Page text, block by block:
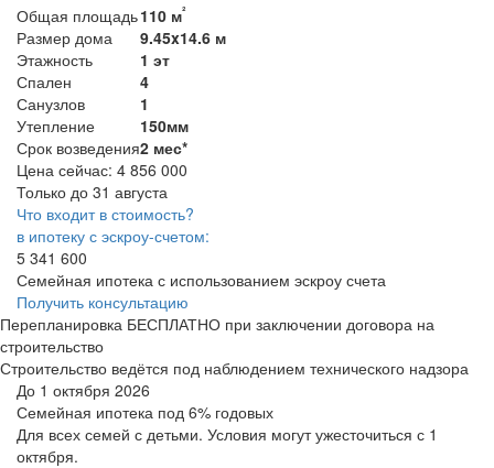
Общая площадь110 м²
Размер дома
9.45x14.6 м
Этажность
1 эт
Спален
4
Санузлов
1
Утепление
150мм
Срок возведения2 мес*
Цена сейчас: 4 856 000
Только до 31 августа
Что входит в стоимость?
в ипотеку с эскроу-счетом:
5 341 600
Семейная ипотека с использованием эскроу счета
Получить консультацию
Перепланировка БЕСПЛАТНО при заключении договора на
строительство
Строительство ведётся под наблюдением технического надзора
До 1 октября 2026
Семейная ипотека под 6% годовых
Для всех семей с детьми. Условия могут ужесточиться с 1
октября.